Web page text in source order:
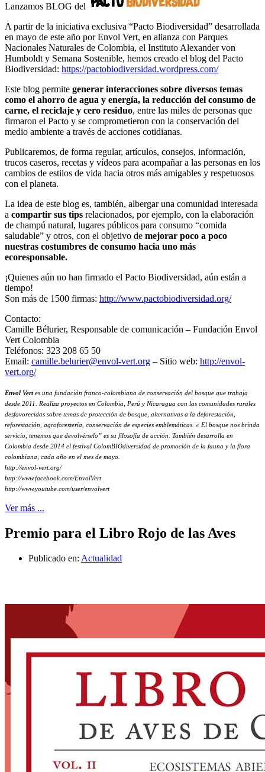
Lanzamos BLOG del
A partir de la iniciativa exclusiva “Pacto Biodiversidad” desarrollada
en mayo de este año por Envol Vert, en alianza con Parques
Nacionales Naturales de Colombia, el Instituto Alexander von
Humboldt y Semana Sostenible, hemos creado el blog del Pacto
Biodiversidad: https://pactobiodiversidad.wordpress.com/
Este blog permite generar interacciones sobre diversos temas
como el ahorro de agua y energía, la reducción del consumo de
carne, el reciclaje y cero residuo, entre las miles de personas que
firmaron el Pacto y se comprometieron con la conservación del
medio ambiente a través de acciones cotidianas.
Publicaremos, de forma regular, artículos, consejos, información,
trucos caseros, recetas y vídeos para acompañar a las personas en los
cambios de estilos de vida hacia otros más amigables y respetuosos
con el planeta.
La idea de este blog es, también, albergar una comunidad interesada
a compartir sus tips relacionados, por ejemplo, con la elaboración
de champú natural, lugares públicos para consumo “comida
saludable” y otros, con el objetivo de mejorar poco a poco
nuestras costumbres de consumo hacia uno más
ecoresponsable.
¡Quienes aún no han firmado el Pacto Biodiversidad, aún están a
tiempo!
Son más de 1500 firmas: http://www.pactobiodiversidad.org/
Contacto:
Camille Bélurier, Responsable de comunicación – Fundación Envol
Vert Colombia
Teléfonos: 323 208 65 50
Email: camille.belurier@envol-vert.org – Sitio web: http://envol-
vert.org/
Envol Vertes una fundación franco-colombiana de conservación del bosque que trabaja
desde 2011. Realiza proyectos en Colombia, Perú y Nicaragua con las comunidades rurales
desfavorecidas sobre temas de protección de bosque, alternativas a la deforestación,
reforestación, agroforesteria, conservación de especies emblemáticas. « El bosque nos brinda
servicio, tenemos que devolvérselo” es su filosofía de acción. También desarrolla en
Colombia desde 2014 el festival ColomBIOdiversidad de promoción de la fauna y la flora
colombiana, cada año en el mes de mayo.
http://envol-vert.org/
http://www.facebook.com/EnvolVert
http://www.youtube.com/user/envolvert
Ver más ...
Premio para el Libro Rojo de las Aves
Publicado en: Actualidad